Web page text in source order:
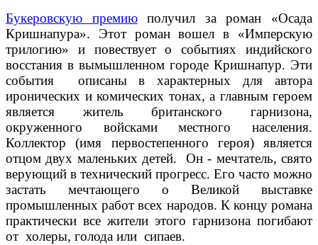
Букеровскую премиюполучил за роман «Осада
Кришнапура». Этот роман вошел в «Имперскую
трилогию» и повествует о событиях индийского
восстания в вымышленном городе Кришнапур. Эти
события описаны в характерных для автора
иронических и комических тонах, а главным героем
является житель британского гарнизона,
окруженного войсками местного населения.
Коллектор (имя первостепенного героя) является
отцом двух маленьких детей. Он - мечтатель, свято
верующий в технический прогресс. Его часто можно
застать мечтающего о Великой выставке
промышленных работ всех народов. К концу романа
практически все жители этого гарнизона погибают
от холеры, голода или сипаев.